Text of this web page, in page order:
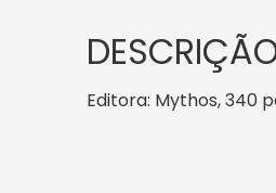
Editora: Mythos, 340